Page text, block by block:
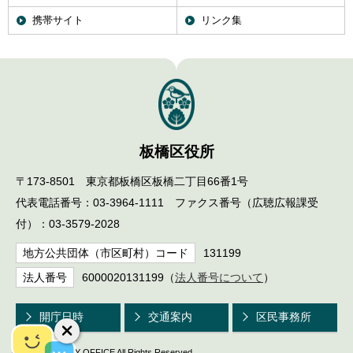
携帯サイト リンク集
板橋区役所
〒173-8501 東京都板橋区板橋二丁目66番1号
代表電話番号：03-3964-1111 ファクス番号（広聴広報課受
付）：03-3579-2028
地方公共団体（市区町村）コード 131199
法人番号 6000020131199（法人番号について ）
開庁日時 交通案内 区民事務所